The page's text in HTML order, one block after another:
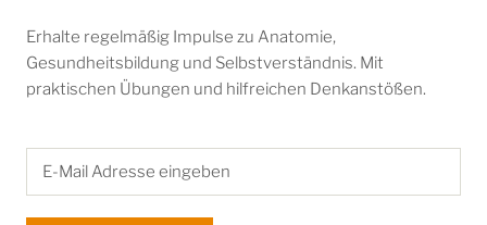
Erhalte regelmäßig Impulse zu Anatomie,
Gesundheitsbildung und Selbstverständnis. Mit
praktischen Übungen und hilfreichen Denkanstößen.